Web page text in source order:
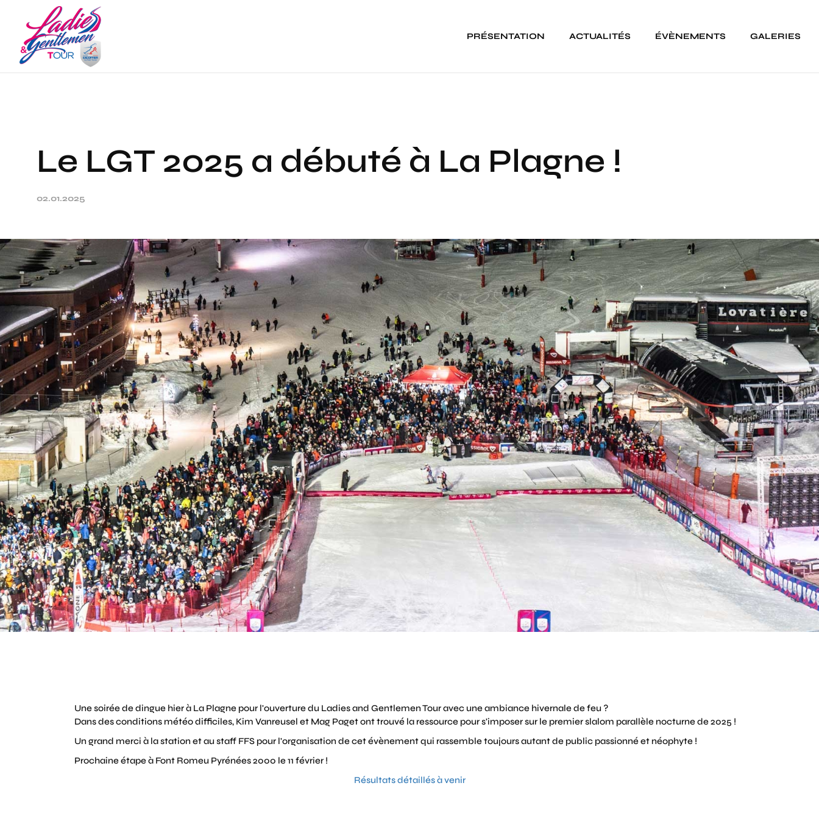
PRÉSENTATION ACTUALITÉS ÉVÈNEMENTS GALERIES
Le LGT 2025 a débuté à La Plagne !
02.01.2025
Une soirée de dingue hier à La Plagne pour l'ouverture du Ladies and Gentlemen Tour avec une ambiance hivernale de feu ?
Dans des conditions météo difficiles, Kim Vanreusel et Mag Paget ont trouvé la ressource pour s'imposer sur le premier slalom parallèle nocturne de 2025 !
Un grand merci à la station et au staff FFS pour l'organisation de cet évènement qui rassemble toujours autant de public passionné et néophyte !
Prochaine étape à Font Romeu Pyrénées 2000 le 11 février !
Résultats détaillés à venir
Panneau de gestion des cookies